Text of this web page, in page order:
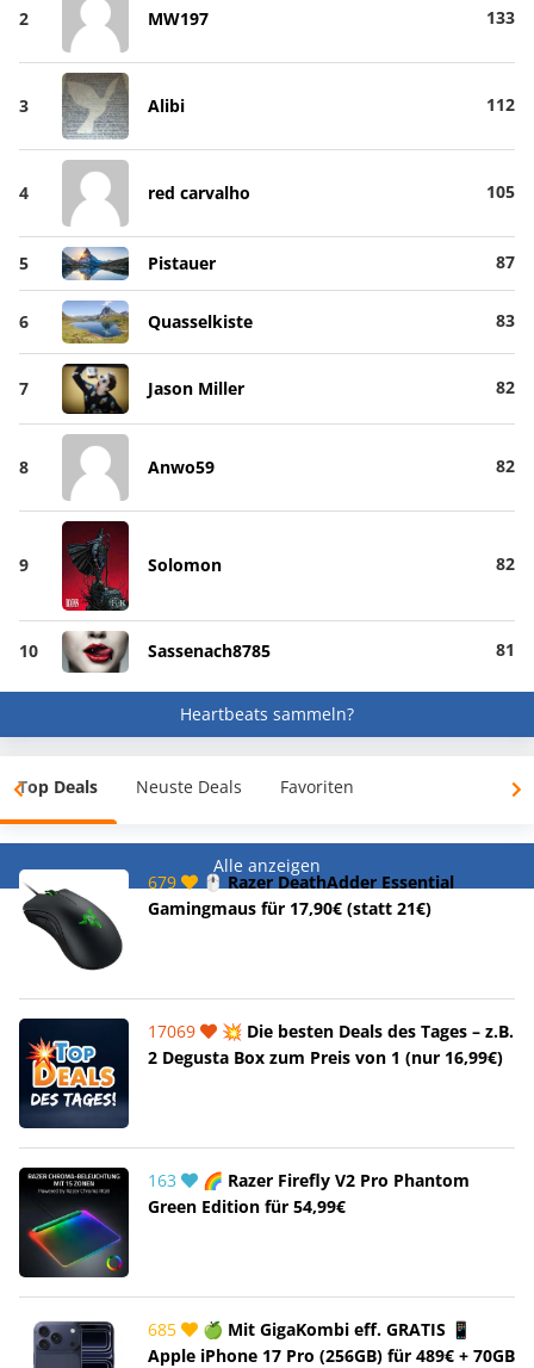
2 MW197 133
3 Alibi 112
4 red carvalho 105
5 Pistauer 87
6 Quasselkiste 83
7 Jason Miller 82
8 Anwo59 82
9 Solomon 82
10 Sassenach8785 81
Heartbeats sammeln?
Top Deals Neuste Deals Favoriten
Alle anzeigen
679
🖱️ Razer DeathAdder Essential
Gamingmaus für 17,90€ (statt 21€)
17069
💥 Die besten Deals des Tages – z.B.
2 Degusta Box zum Preis von 1 (nur 16,99€)
163
🌈 Razer Firefly V2 Pro Phantom
Green Edition für 54,99€
685
🍏 Mit GigaKombi eff. GRATIS 📱
Apple iPhone 17 Pro (256GB) für 489€ + 70GB